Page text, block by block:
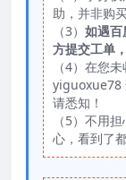
助，并非购
（3） 如遇百
方提交工单
（4）在您
yiguoxue78
请悉知！
（5）不用
心，看到了